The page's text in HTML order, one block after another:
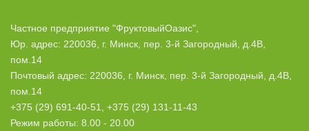
Частное предприятие "ФруктовыйОазис",
Юр. адрес: 220036, г. Минск, пер. 3-й Загородный, д.4В,
пом.14
Почтовый адрес: 220036, г. Минск, пер. 3-й Загородный, д.4В,
пом.14
+375 (29) 691-40-51, +375 (29) 131-11-43
Режим работы: 8.00 - 20.00